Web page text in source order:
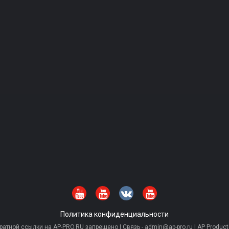
Политика конфиденциальности
ссылки на AP-PRO.RU запрещено | Связь - admin@ap-pro.ru | AP